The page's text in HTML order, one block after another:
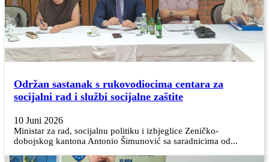
Održan sastanak s rukovodiocima centara za
socijalni rad i službi socijalne zaštite
10 Juni 2026
Ministar za rad, socijalnu politiku i izbjeglice Zeničko-
dobojskog kantona Antonio Šimunović sa saradnicima od...